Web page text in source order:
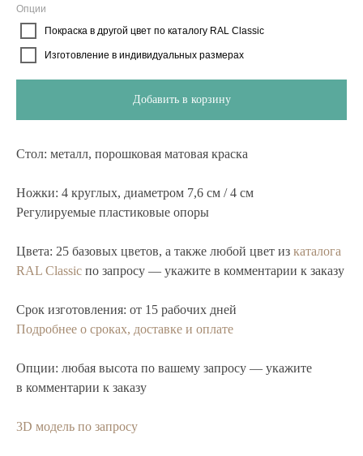
Опции
Покраска в другой цвет по каталогу RAL Classic
Изготовление в индивидуальных размерах
Добавить в корзину
Стол: металл, порошковая матовая краска
Ножки: 4 круглых, диаметром 7,6 см / 4 см
Регулируемые пластиковые опоры
Цвета: 25 базовых цветов, а также любой цвет из каталога
RAL Classic по запросу — укажите в комментарии к заказу
Срок изготовления: от 15 рабочих дней
Подробнее о сроках, доставке и оплате
Опции: любая высота по вашему запросу — укажите
в комментарии к заказу
3D модель по запросу